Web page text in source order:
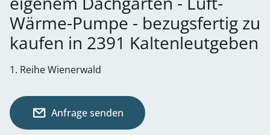
Wärme-Pumpe - bezugsfertig zu
kaufen in 2391 Kaltenleutgeben
1. Reihe Wienerwald
Anfrage senden